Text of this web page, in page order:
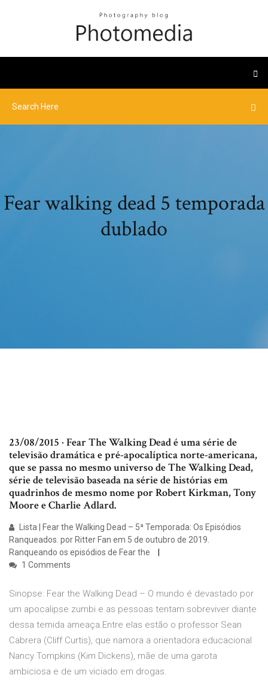
Fear walking dead 5 temporada
dublado
23/08/2015 · Fear The Walking Dead é uma série de
televisão dramática e pré-apocalíptica norte-americana,
que se passa no mesmo universo de The Walking Dead,
série de televisão baseada na série de histórias em
quadrinhos de mesmo nome por Robert Kirkman, Tony
Moore e Charlie Adlard.
Lista | Fear the Walking Dead – 5ª Temporada: Os Episódios
Ranqueados. por Ritter Fan em 5 de outubro de 2019.
Ranqueando os episódios de Fear the
1 Comments
Sinopse: Fear the Walking Dead – O mundo é devastado por
um apocalipse zumbi e as pessoas tentam sobreviver diante
dessa temida ameaça.Entre elas estão o professor Sean
Cabrera (Cliff Curtis), que namora a orientadora educacional
Nancy Tompkins (Kim Dickens), mãe de uma garota
ambiciosa e de um viciado em drogas.